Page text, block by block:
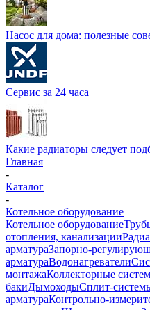
Насос для дома: полезные
Сервис за 24 часа
Какие радиаторы следует
Главная
-
Каталог
-
Котельное оборудование
Котельное оборудование
отопления, канализации
арматураЗапорно-
арматураВодонагреватели
монтажаКоллекторные
бакиДымоходыСплит-
арматураКонтрольно-